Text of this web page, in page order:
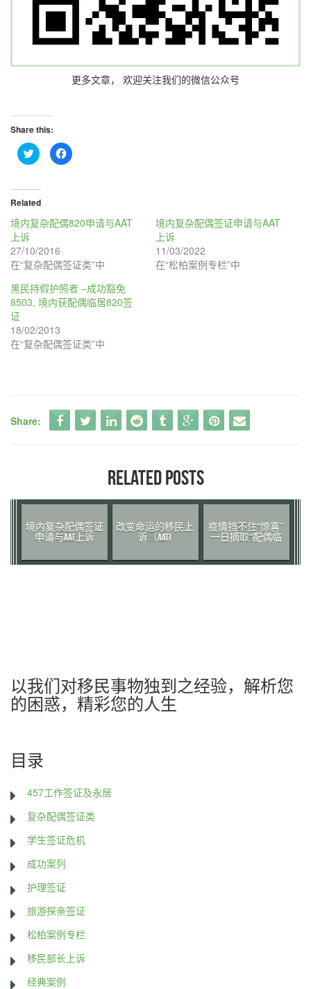
更多文章， 欢迎关注我们的微信公众号
Share this:
点
击
T
w
i
t
t
（
在
新
口
中
打
开
点
击
e
b
（
在
窗
口
中
打
Related
境内复杂配偶820申请与AAT
上诉
27/10/2016
在“复杂配偶签证类”中
境内复杂配偶签证申请与AAT
上诉
11/03/2022
在“松柏案例专栏”中
黑民持假护照者 –成功豁免
8503, 境内获配偶临居820签
证
18/02/2013
在“复杂配偶签证类”中
Share:
RELATED POSTS
境内复杂配偶签证
申请与AAT上诉
改变命运的移民上
诉（AAT)
疫情挡不住“惊喜”
一日摘取“配偶临
以我们对移民事物独到之经验，解析您
的困惑，精彩您的人生
目录
457工作签证及永居
复杂配偶签证类
学生签证危机
成功案列
护理签证
旅游探亲签证
松柏案例专栏
移民部长上诉
经典案例